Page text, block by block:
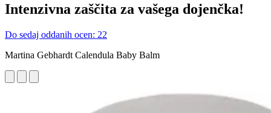
Intenzivna zaščita za vašega dojenčka!
Do sedaj oddanih ocen: 22
Martina Gebhardt Calendula Baby Balm